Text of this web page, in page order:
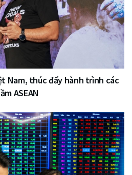
Nam, thúc đẩy hành trình các
ASEAN